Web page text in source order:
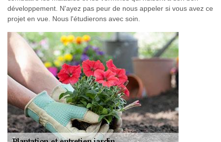
développement. N'ayez pas peur de nous appeler si vous avez ce
projet en vue. Nous l'étudierons avec soin.